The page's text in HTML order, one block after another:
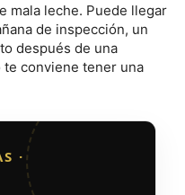
mala leche. Puede llegar
de inspección, un
después de una
te conviene tener una
·